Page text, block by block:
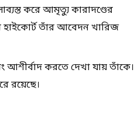
করে আমৃত্যু কারাদণ্ডের
হাইকোর্ট তাঁর আবেদন খারিজ
করতে দেখা যায় তাঁকে।
রয়েছে।